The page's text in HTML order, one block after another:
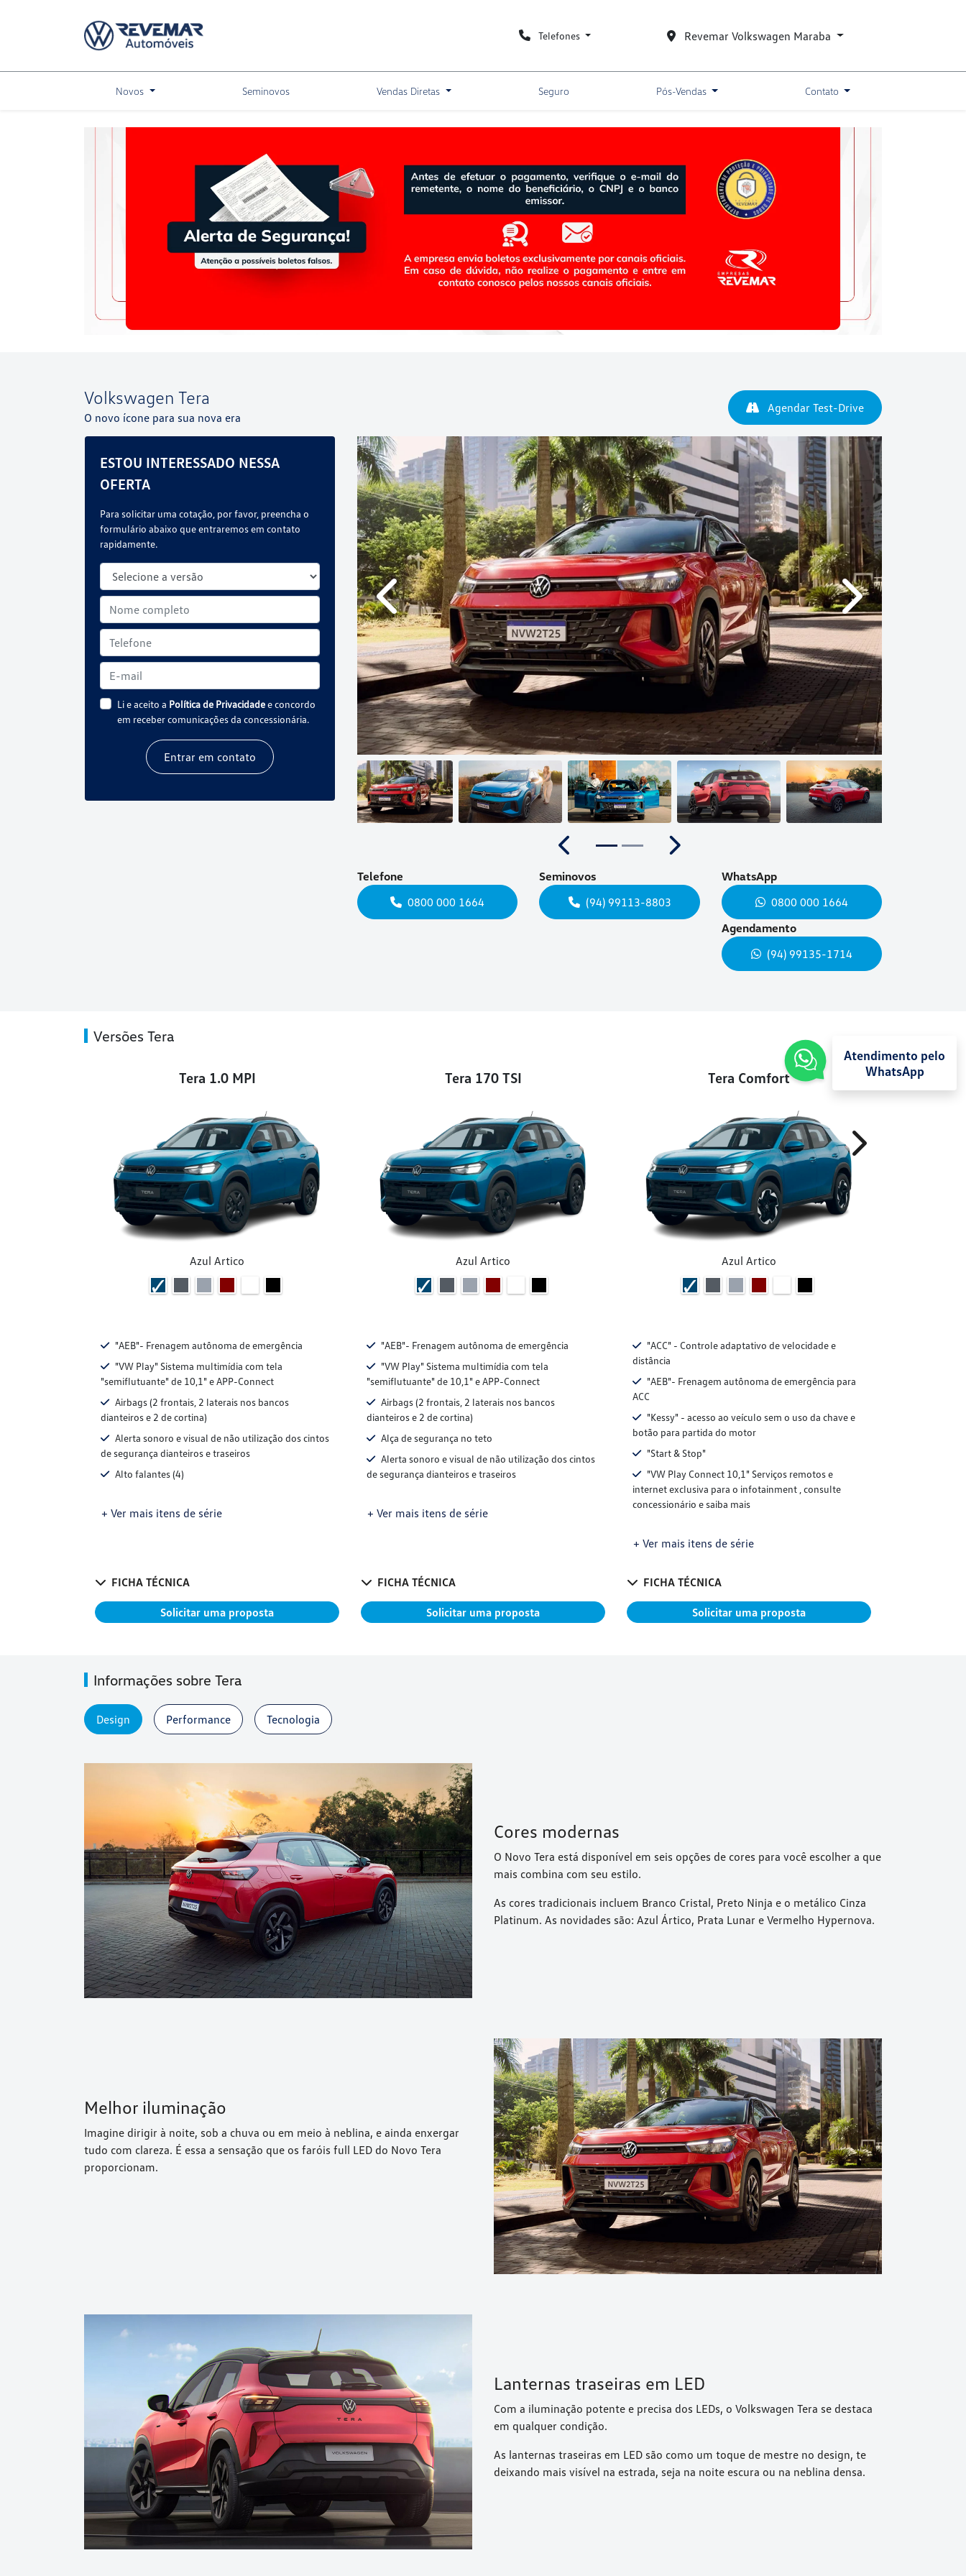
Telefones Revemar Volkswagen Maraba
Novos Seminovos Vendas Diretas Seguro Pós-Vendas Contato
Volkswagen Tera
O novo ícone para sua nova era
Agendar Test-Drive
ESTOU INTERESSADO NESSA
OFERTA
Para solicitar uma cotação, por favor, preencha o
formulário abaixo que entraremos em contato
rapidamente.
Li e aceito a Política de Privacidadee concordo
em receber comunicações da concessionária.
Entrar em contato
Anterior Próximo
Anterior
Próximo
Telefone
0800 000 1664
Seminovos
(94) 99113-8803
WhatsApp
0800 000 1664
Agendamento
(94) 99135-1714
Versões Tera
Tera 1.0 MPI
Azul Artico
"AEB"- Frenagem autônoma de emergência
"VW Play" Sistema multimídia com tela
"semiflutuante" de 10,1" e APP-Connect
Airbags (2 frontais, 2 laterais nos bancos
dianteiros e 2 de cortina)
Alerta sonoro e visual de não utilização dos cintos
de segurança dianteiros e traseiros
Alto falantes (4)
+ Ver mais itens de série
FICHA TÉCNICA
Solicitar uma proposta
Tera 170 TSI
Azul Artico
"AEB"- Frenagem autônoma de emergência
"VW Play" Sistema multimídia com tela
"semiflutuante" de 10,1" e APP-Connect
Airbags (2 frontais, 2 laterais nos bancos
dianteiros e 2 de cortina)
Alça de segurança no teto
Alerta sonoro e visual de não utilização dos cintos
de segurança dianteiros e traseiros
+ Ver mais itens de série
FICHA TÉCNICA
Solicitar uma proposta
Tera Comfort
Azul Artico
"ACC" - Controle adaptativo de velocidade e
distância
"AEB"- Frenagem autônoma de emergência para
ACC
"Kessy" - acesso ao veículo sem o uso da chave e
botão para partida do motor
"Start & Stop"
"VW Play Connect 10,1" Serviços remotos e
internet exclusiva para o infotainment , consulte
concessionário e saiba mais
+ Ver mais itens de série
FICHA TÉCNICA
Solicitar uma proposta
Next
Informações sobre Tera
Design Performance Tecnologia
Cores modernas
O Novo Tera está disponível em seis opções de cores para você escolher a que
mais combina com seu estilo.
As cores tradicionais incluem Branco Cristal, Preto Ninja e o metálico Cinza
Platinum. As novidades são: Azul Ártico, Prata Lunar e Vermelho Hypernova.
Melhor iluminação
Imagine dirigir à noite, sob a chuva ou em meio à neblina, e ainda enxergar
tudo com clareza. É essa a sensação que os faróis full LED do Novo Tera
proporcionam.
Lanternas traseiras em LED
Com a iluminação potente e precisa dos LEDs, o Volkswagen Tera se destaca
em qualquer condição.
As lanternas traseiras em LED são como um toque de mestre no design, te
deixando mais visível na estrada, seja na noite escura ou na neblina densa.
Atendimento pelo
WhatsApp